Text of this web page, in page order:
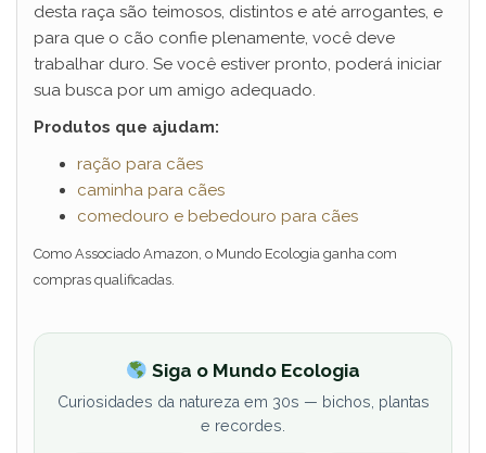
desta raça são teimosos, distintos e até arrogantes, e
para que o cão confie plenamente, você deve
trabalhar duro. Se você estiver pronto, poderá iniciar
sua busca por um amigo adequado.
Produtos que ajudam:
ração para cães
caminha para cães
comedouro e bebedouro para cães
Como Associado Amazon, o Mundo Ecologia ganha com
compras qualificadas.
Siga o Mundo Ecologia
Curiosidades da natureza em 30s — bichos, plantas
e recordes.